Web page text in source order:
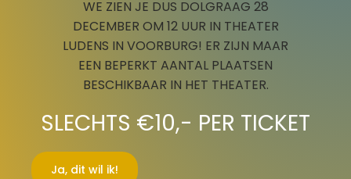
WE ZIEN JE DUS DOLGRAAG 28
DECEMBER OM 12 UUR IN THEATER
LUDENS IN VOORBURG! ER ZIJN MAAR
EEN BEPERKT AANTAL PLAATSEN
BESCHIKBAAR IN HET THEATER.
SLECHTS €10,- PER TICKET
Ja, dit wil ik!